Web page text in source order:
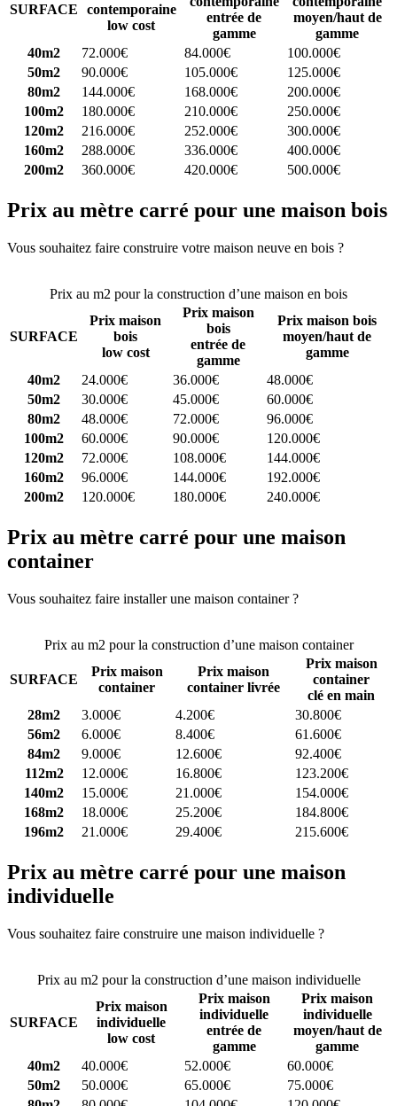
SURFACE
contemporaine
low cost
entrée de
gamme
moyen/haut de
gamme
40m2
72.000€ 84.000€
100.000€
50m2
90.000€ 105.000€
125.000€
80m2
144.000€ 168.000€
200.000€
100m2
180.000€ 210.000€
250.000€
120m2
216.000€ 252.000€
300.000€
160m2
288.000€ 336.000€
400.000€
200m2
360.000€ 420.000€ 500.000€
Prix au mètre carré pour une maison bois
Vous souhaitez faire construire votre maison neuve en bois ?
Prix au m2 pour la construction d’une maison en bois
SURFACE
Prix maison
bois
low cost
Prix maison
bois
entrée de
gamme
Prix maison bois
moyen/haut de
gamme
40m2
24.000€ 36.000€
48.000€
50m2
30.000€ 45.000€
60.000€
80m2
48.000€ 72.000€
96.000€
100m2
60.000€ 90.000€
120.000€
120m2
72.000€ 108.000€
144.000€
160m2
96.000€ 144.000€
192.000€
200m2
120.000€ 180.000€ 240.000€
Prix au mètre carré pour une maison
container
Vous souhaitez faire installer une maison container ?
Prix au m2 pour la construction d’une maison container
SURFACE
Prix maison
container
Prix maison
container livrée
Prix maison
container
clé en main
28m2
3.000€ 4.200€
30.800€
56m2
6.000€ 8.400€
61.600€
84m2
9.000€ 12.600€
92.400€
112m2
12.000€ 16.800€
123.200€
140m2
15.000€ 21.000€
154.000€
168m2
18.000€ 25.200€
184.800€
196m2
21.000€ 29.400€ 215.600€
Prix au mètre carré pour une maison
individuelle
Vous souhaitez faire construire une maison individuelle ?
Prix au m2 pour la construction d’une maison individuelle
SURFACE
Prix maison
individuelle
low cost
Prix maison
individuelle
entrée de
gamme
Prix maison
individuelle
moyen/haut de
gamme
40m2
40.000€ 52.000€
60.000€
50m2
50.000€ 65.000€
75.000€